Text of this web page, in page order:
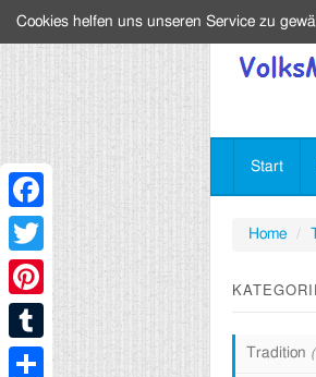
Start
Home
Tradition
Cookies helfen uns unseren Service zu
Facebook
Twitter
Pinterest
Tumblr